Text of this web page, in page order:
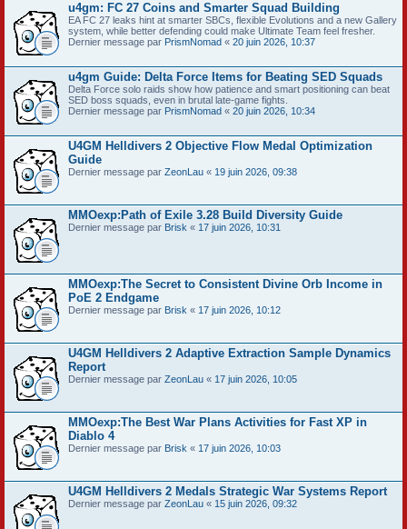
u4gm: FC 27 Coins and Smarter Squad Building
EA FC 27 leaks hint at smarter SBCs, flexible Evolutions and a new Gallery
system, while better defending could make Ultimate Team feel fresher.
Dernier message par PrismNomad « 20 juin 2026, 10:37
u4gm Guide: Delta Force Items for Beating SED Squads
Delta Force solo raids show how patience and smart positioning can beat
SED boss squads, even in brutal late-game fights.
Dernier message par PrismNomad « 20 juin 2026, 10:34
U4GM Helldivers 2 Objective Flow Medal Optimization
Guide
Dernier message par ZeonLau « 19 juin 2026, 09:38
MMOexp:Path of Exile 3.28 Build Diversity Guide
Dernier message par Brisk « 17 juin 2026, 10:31
MMOexp:The Secret to Consistent Divine Orb Income in
PoE 2 Endgame
Dernier message par Brisk « 17 juin 2026, 10:12
U4GM Helldivers 2 Adaptive Extraction Sample Dynamics
Report
Dernier message par ZeonLau « 17 juin 2026, 10:05
MMOexp:The Best War Plans Activities for Fast XP in
Diablo 4
Dernier message par Brisk « 17 juin 2026, 10:03
U4GM Helldivers 2 Medals Strategic War Systems Report
Dernier message par ZeonLau « 15 juin 2026, 09:32